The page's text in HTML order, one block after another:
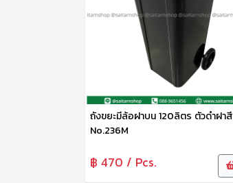
ถังขยะมีล้อฝาบน 120ลิตร ตัวดำฝาสี
No.236M
฿ 470 / Pcs.